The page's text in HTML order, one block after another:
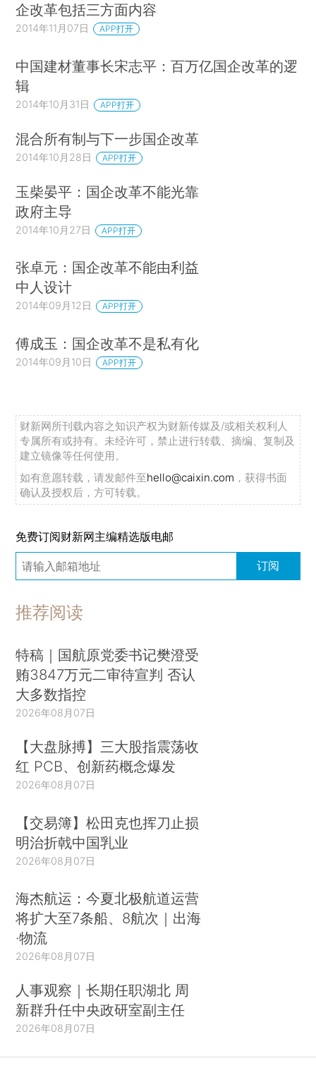
企改革包括三方面内容
2014年11月07日 APP打开
中国建材董事长宋志平：百万亿国企改革的逻
辑
2014年10月31日 APP打开
混合所有制与下一步国企改革
2014年10月28日 APP打开
玉柴晏平：国企改革不能光靠
政府主导
2014年10月27日 APP打开
张卓元：国企改革不能由利益
中人设计
2014年09月12日 APP打开
傅成玉：国企改革不是私有化
2014年09月10日 APP打开
财新网所刊载内容之知识产权为财新传媒及/或相关权利人
专属所有或持有。未经许可，禁止进行转载、摘编、复制及
建立镜像等任何使用。
如有意愿转载，请发邮件至hello@caixin.com ，获得书面
确认及授权后，方可转载。
免费订阅财新网主编精选版电邮
订阅
推荐阅读
特稿｜国航原党委书记樊澄受
贿3847万元二审待宣判 否认
大多数指控
2026年08月07日
【大盘脉搏】三大股指震荡收
红 PCB、创新药概念爆发
2026年08月07日
【交易簿】松田克也挥刀止损
明治折戟中国乳业
2026年08月07日
海杰航运：今夏北极航道运营
将扩大至7条船、8航次｜出海
·物流
2026年08月07日
人事观察｜长期任职湖北 周
新群升任中央政研室副主任
2026年08月07日